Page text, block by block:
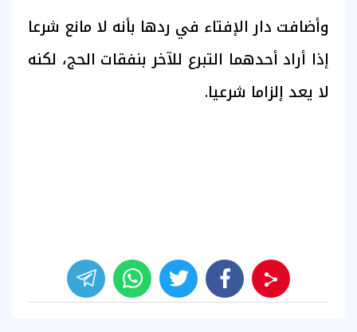
وأضافت دار الإفتاء في ردها بأنه لا مانع شرعا
إذا أراد أحدهما التبرع للآخر بنفقات الحج، لكنه
لا يعد إلزاما شرعيا.